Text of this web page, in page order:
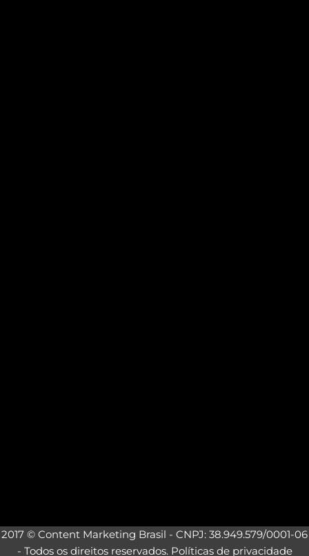
2017 © Content Marketing Brasil - CNPJ: 38.949.579/0001-06
- Todos os direitos reservados. Políticas de privacidade